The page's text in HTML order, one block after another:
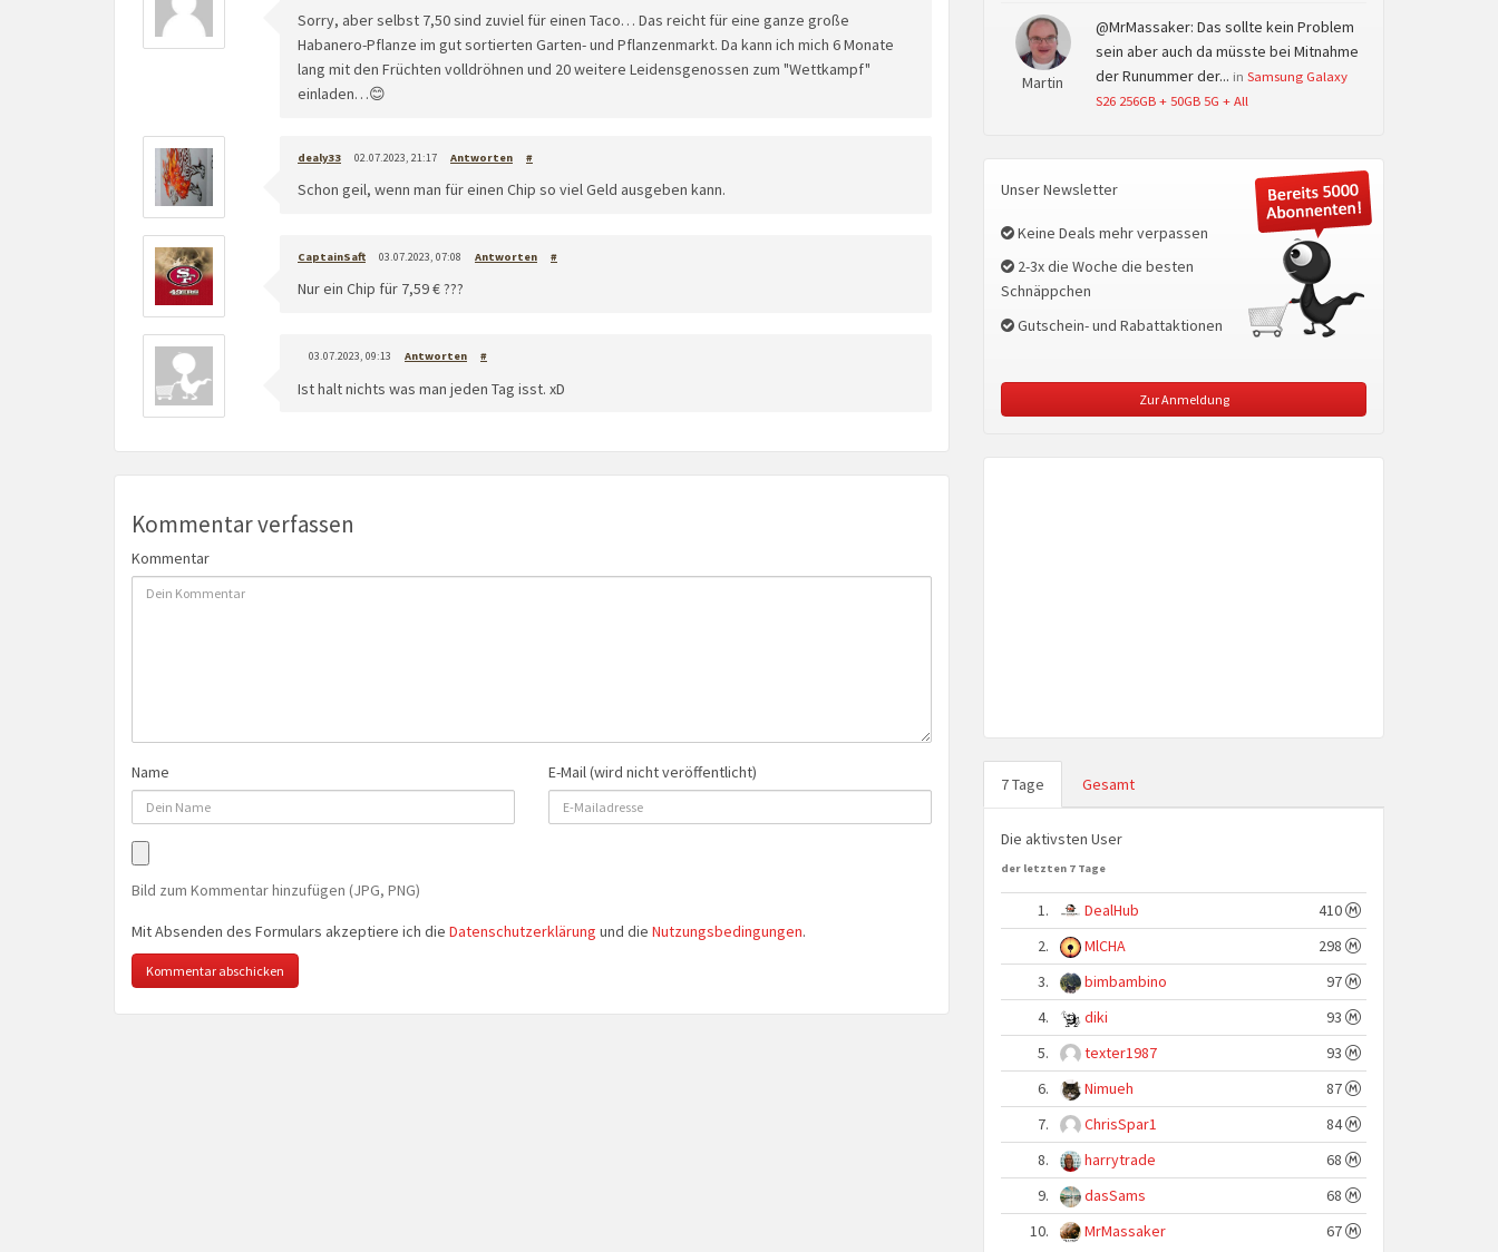
Sorry, aber selbst 7,50 sind zuviel für einen Taco… Das reicht für eine ganze große
Habanero-Pflanze im gut sortierten Garten- und Pflanzenmarkt. Da kann ich mich 6 Monate
lang mit den Früchten volldröhnen und 20 weitere Leidensgenossen zum "Wettkampf"
einladen…😊
dealy33 02.07.2023, 21:17 Antworten #
Schon geil, wenn man für einen Chip so viel Geld ausgeben kann.
CaptainSaft 03.07.2023, 07:08 Antworten #
Nur ein Chip für 7,59 € ???
03.07.2023, 09:13 Antworten #
Ist halt nichts was man jeden Tag isst. xD
Kommentar verfassen
Kommentar
Name E-Mail (wird nicht veröffentlicht)
Bild zum Kommentar hinzufügen (JPG, PNG)
Mit Absenden des Formulars akzeptiere ich die Datenschutzerklärung und die Nutzungsbedingungen.
Martin
@MrMassaker: Das sollte kein Problem
sein aber auch da müsste bei Mitnahme
der Runummer der... in Samsung Galaxy
S26 256GB + 50GB 5G + All
Unser Newsletter
Keine Deals mehr verpassen
2-3x die Woche die besten
Schnäppchen
Gutschein- und Rabattaktionen
Zur Anmeldung
7 Tage Gesamt
Die aktivsten User
der letzten 7 Tage
1. DealHub
410
2.
MlCHA
298
3.
bimbambino
97
4.
diki
93
5.
texter1987
93
6.
Nimueh
87
7.
ChrisSpar1
84
8.
harrytrade
68
9.
dasSams
68
10.
MrMassaker 67